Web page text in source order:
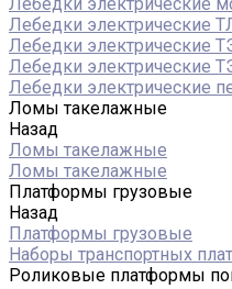
Лебедки электрические
Лебедки электрические
Лебедки электрические
Лебедки электрические
Ломы такелажные
Назад
Ломы такелажные
Ломы такелажные
Платформы грузовые
Назад
Платформы грузовые
Наборы транспортных
Роликовые платформы